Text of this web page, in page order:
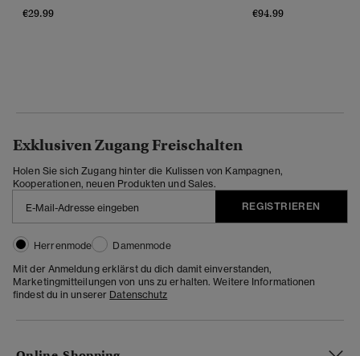
€29.99 €94.99
Exklusiven Zugang Freischalten
Holen Sie sich Zugang hinter die Kulissen von Kampagnen,
Kooperationen, neuen Produkten und Sales.
REGISTRIEREN
Herrenmode
Damenmode
Mit der Anmeldung erklärst du dich damit einverstanden,
Marketingmitteilungen von uns zu erhalten. Weitere Informationen
findest du in unserer Datenschutz